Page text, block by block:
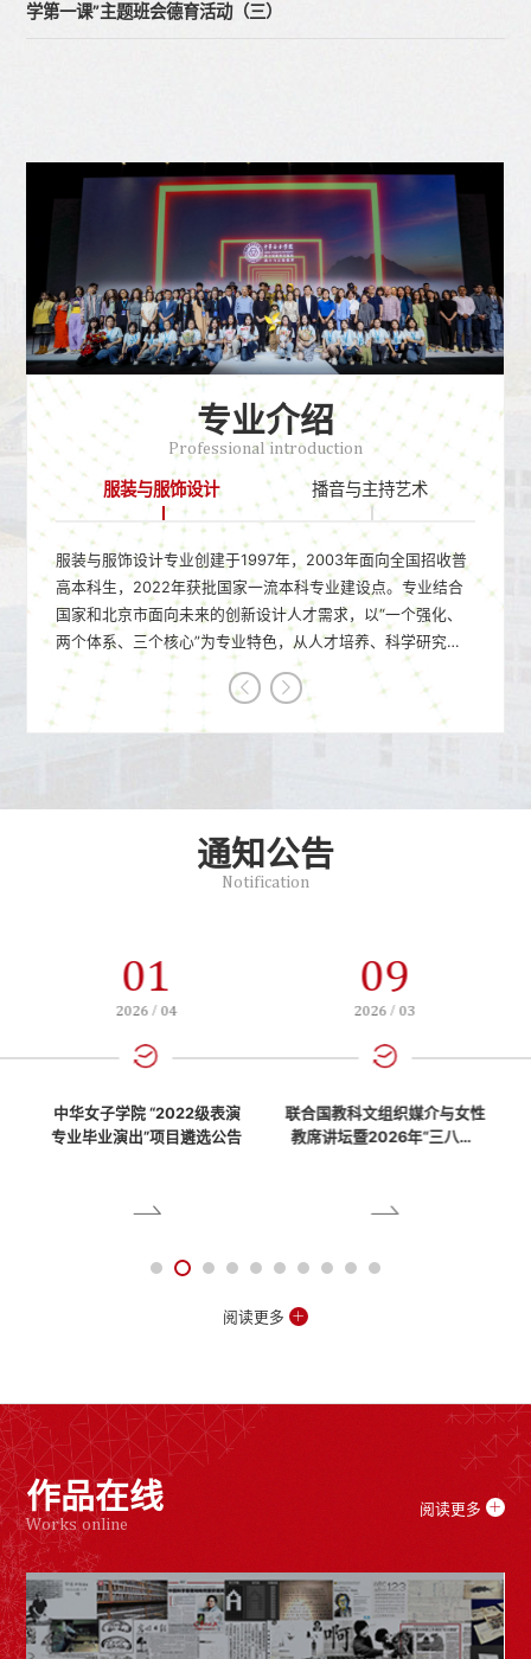
学第一课”主题班会德育活动（三）
专业介绍
Professional introduction
服装与服饰设计 播音与主持艺术
服装与服饰设计专业创建于1997年，2003年面向全国招收普
高本科生，2022年获批国家一流本科专业建设点。专业结合
国家和北京市面向未来的创新设计人才需求，以“一个强化、
两个体系、三个核心”为专业特色，从人才培养、科学研究、
社会服务和文化传承四个方面全面加强协同育人机制，将艺术
与科学、时尚与健康、包容与可持续的学科交叉的设计理念融
入人才培养环节，强化服装与服饰设计人才在基础培养阶段的
通知公告
Notification
01
2026 / 04
中华女子学院 “2022级表演
专业毕业演出”项目遴选公告
09
2026 / 03
联合国教科文组织媒介与女性
教席讲坛暨2026年“三八节·
阅读更多
作品在线
Works online
阅读更多